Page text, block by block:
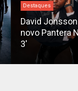
Destaques
Ryan Gosling
Fantasma do